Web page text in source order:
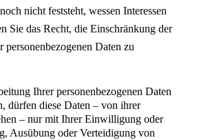
nicht feststeht, wessen Interessen
Sie das Recht, die Einschränkung der
personenbezogenen Daten zu
Ihrer personenbezogenen Daten
dürfen diese Daten – von ihrer
– nur mit Ihrer Einwilligung oder
Ausübung oder Verteidigung von